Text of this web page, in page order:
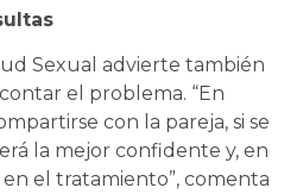
Sexual advierte también
el problema. “En
con la pareja, si se
la mejor confidente y, en
en el tratamiento”, comenta